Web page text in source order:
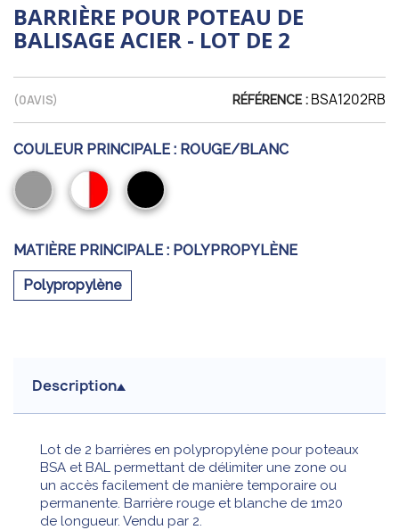
BARRIÈRE POUR POTEAU DE
BALISAGE ACIER - LOT DE 2
(0AVIS) RÉFÉRENCE : BSA1202RB
COULEUR PRINCIPALE : ROUGE/BLANC
Gris
Rouge/Blanc
Noir
MATIÈRE PRINCIPALE : POLYPROPYLÈNE
Polypropylène
Description
Lot de 2 barrières en polypropylène pour poteaux
BSA et BAL permettant de délimiter une zone ou
un accès facilement de manière temporaire ou
permanente. Barrière rouge et blanche de 1m20
de longueur. Vendu par 2.